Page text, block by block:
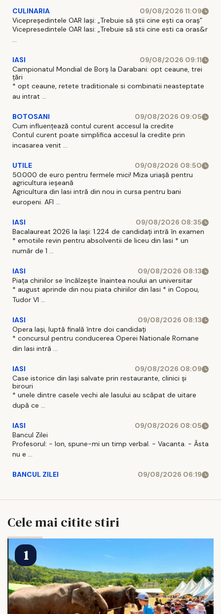
CULINARIA
09/08/2026 11:09
Vicepreședintele OAR Iași: „Trebuie să știi cine ești ca oraș”
Vicepresedintele OAR Iasi: „Trebuie să stii cine esti ca oras&r
...
IASI
09/08/2026 09:11
Campionatul Mondial de Borș la Darabani: opt ceaune, trei
țări
* opt ceaune, retete traditionale si combinatii neasteptate
au intrat ...
BOTOSANI
09/08/2026 09:05
Cum influențează contul curent accesul la credite
Contul curent poate simplifica accesul la credite prin
incasarea venit ...
UTILE
09/08/2026 08:50
50.000 de euro pentru fermele mici! Miza uriașă pentru
agricultura ieșeană
Agricultura din Iasi intră din nou in cursa pentru bani
europeni. AFI ...
IASI
09/08/2026 08:35
Bacalaureat 2026 la Iași: 1.224 de candidați intră în examen
* emotiile revin pentru absolventii de liceu din Iasi * un
număr de 1 ...
IASI
09/08/2026 08:13
Piața chiriilor se încălzește înaintea noului an universitar
* august aprinde din nou piata chiriilor din Iasi * in Copou,
Tudor Vl ...
IASI
09/08/2026 08:13
Opera Iași, luptă finală între doi candidați
* concursul pentru conducerea Operei Nationale Romane
din Iasi intră ...
IASI
09/08/2026 08:09
Case istorice din Iași salvate prin restaurante, clinici și
birouri
* unele dintre casele vechi ale Iasului au scăpat de uitare
după ce ...
IASI
09/08/2026 08:05
Bancul Zilei
Profesorul: - Ion, spune-mi un timp verbal. - Vacanta. - Ăsta
nu e ...
BANCUL ZILEI 09/08/2026 06:19
Cele mai citite stiri